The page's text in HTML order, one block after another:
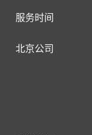
服务时间
北京公司